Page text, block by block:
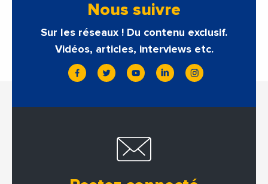
Nous suivre
Sur les réseaux ! Du contenu exclusif.
Vidéos, articles, interviews etc.